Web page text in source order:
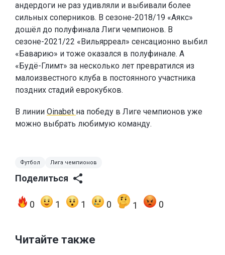
андердоги не раз удивляли и выбивали более
сильных соперников. В сезоне-2018/19 «Аякс»
дошёл до полуфинала Лиги чемпионов. В
сезоне-2021/22 «Вильярреал» сенсационно выбил
«Баварию» и тоже оказался в полуфинале. А
«Будё-Глимт» за несколько лет превратился из
малоизвестного клуба в постоянного участника
поздних стадий еврокубков.
В линии Oinabet на победу в Лиге чемпионов уже
можно выбрать любимую команду.
Футбол Лига чемпионов
Поделиться
0 1 1 0 1 0
Читайте также